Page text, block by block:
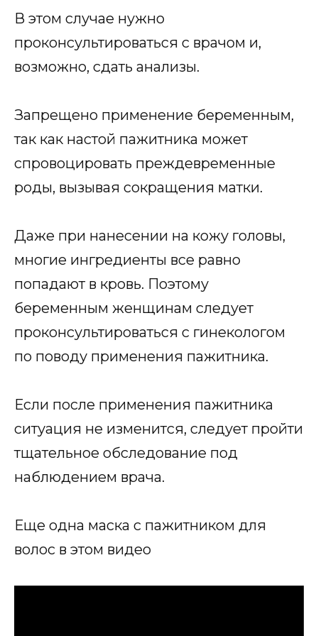
В этом случае нужно
проконсультироваться с врачом и,
возможно, сдать анализы.
Запрещено применение беременным,
так как настой пажитника может
спровоцировать преждевременные
роды, вызывая сокращения матки.
Даже при нанесении на кожу головы,
многие ингредиенты все равно
попадают в кровь. Поэтому
беременным женщинам следует
проконсультироваться с гинекологом
по поводу применения пажитника.
Если после применения пажитника
ситуация не изменится, следует пройти
тщательное обследование под
наблюдением врача.
Еще одна маска с пажитником для
волос в этом видео